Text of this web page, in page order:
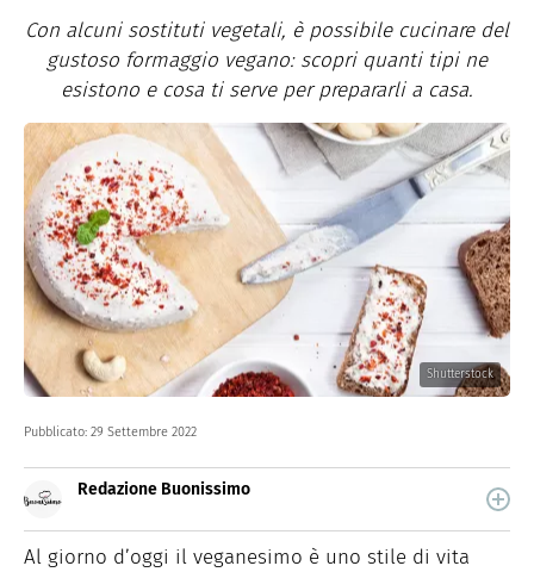
Con alcuni sostituti vegetali, è possibile cucinare del
gustoso formaggio vegano: scopri quanti tipi ne
esistono e cosa ti serve per prepararli a casa.
Shutterstock
Pubblicato: 29 Settembre 2022
Redazione Buonissimo
quale trovi idee veloci, facili e spiegate passo passo.
Al giorno d’oggi il veganesimo è uno stile di vita